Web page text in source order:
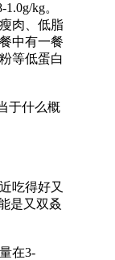
kg。
肉、低脂
中有一餐
等低蛋白
于什么概
吃得好又
是又双叒
在3-